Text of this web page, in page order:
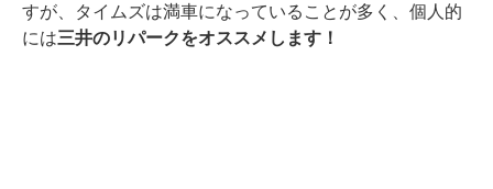
すが、タイムズは満車になっていることが多く、個人的
には三井のリパークをオススメします！